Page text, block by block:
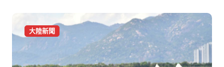
大陸新聞